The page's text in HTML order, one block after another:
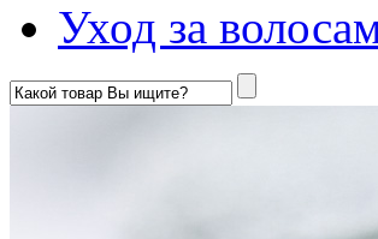
Уход за